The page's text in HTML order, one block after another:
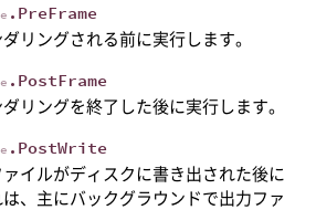
.PreFrame
リングされる前に実行します。
.PostFrame
リングを終了した後に実行します。
.PostWrite
イルがディスクに書き出された後に
、主にバックグラウンドで出力ファ